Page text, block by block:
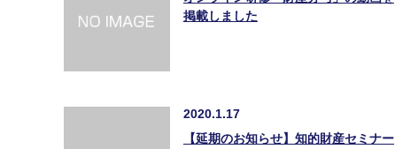
掲載しました
2020.1.17
【延期のお知らせ】知的財産セミナー